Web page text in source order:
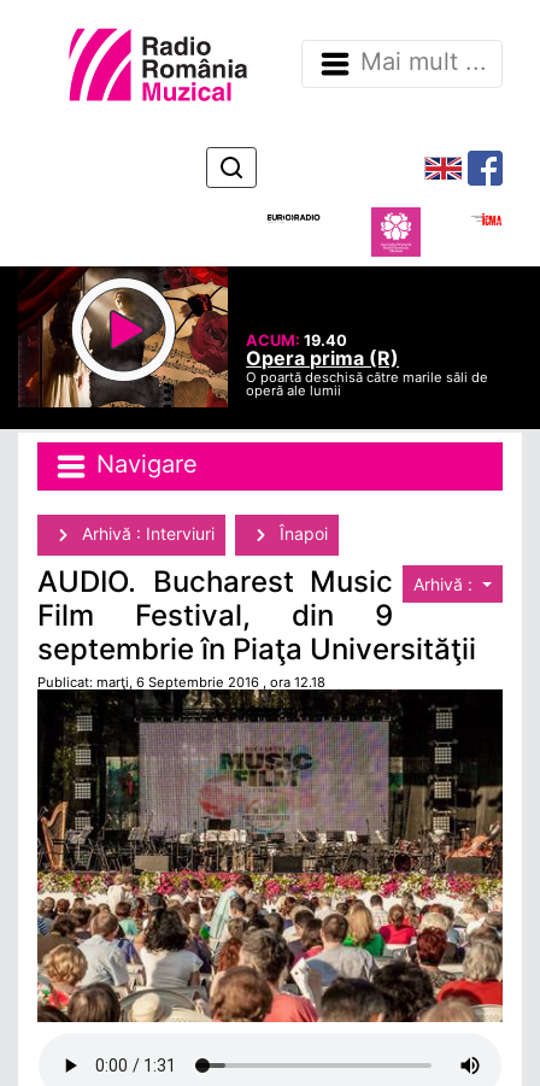
Mai mult ...
ACUM:19.40
Opera prima (R)
O poartă deschisă către marile săli de
operă ale lumii
Navigare
Arhivă : Interviuri Înapoi
Arhivă :
AUDIO. Bucharest Music
Film Festival, din 9
septembrie în Piaţa Universităţii
Publicat: marţi, 6 Septembrie 2016 , ora 12.18